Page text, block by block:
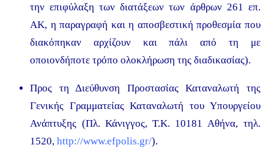
την επιφύλαξη των διατάξεων των άρθρων 261 επ.
ΑΚ, η παραγραφή και η αποσβεστική προθεσμία που
διακόπηκαν αρχίζουν και πάλι από τη με
οποιονδήποτε τρόπο ολοκλήρωση της διαδικασίας).
Προς τη Διεύθυνση Προστασίας Καταναλωτή της
Γενικής Γραμματείας Καταναλωτή του Υπουργείου
Ανάπτυξης (Πλ. Κάνιγγος, T.K. 10181 Αθήνα, τηλ.
1520,http://www.efpolis.gr/).